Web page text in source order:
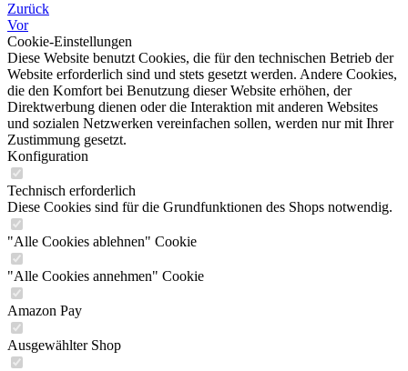
Zurück
Vor
Cookie-Einstellungen
Diese Website benutzt Cookies, die für den technischen Betrieb der
Website erforderlich sind und stets gesetzt werden. Andere Cookies,
die den Komfort bei Benutzung dieser Website erhöhen, der
Direktwerbung dienen oder die Interaktion mit anderen Websites
und sozialen Netzwerken vereinfachen sollen, werden nur mit Ihrer
Zustimmung gesetzt.
Konfiguration
Technisch erforderlich
Diese Cookies sind für die Grundfunktionen des Shops notwendig.
"Alle Cookies ablehnen" Cookie
"Alle Cookies annehmen" Cookie
Amazon Pay
Ausgewählter Shop